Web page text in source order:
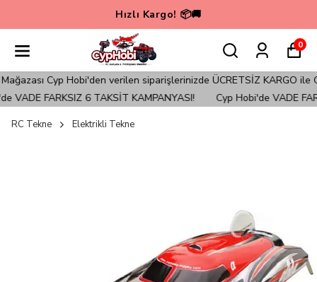
Hızlı Kargo! 📦🚚
0
Cyp Hobi'den verilen siparişlerinizde ÜCRETSİZ KARGO ile
FARKSIZ 6 TAKSİT KAMPANYASI!
Cyp Hobi'de VADE
RC Tekne Elektrikli Tekne